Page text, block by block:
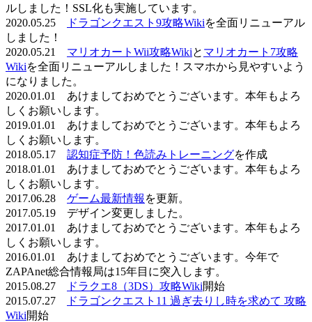
ルしました！SSL化も実施しています。
2020.05.25
ドラゴンクエスト9攻略Wikiを全面リニューアル
しました！
2020.05.21 マリオカートWii攻略Wikiと マリオカート7攻略
Wikiを全面リニューアルしました！スマホから見やすいよう
になりました。
2020.01.01 あけましておめでとうございます。本年もよろ
しくお願いします。
2019.01.01 あけましておめでとうございます。本年もよろ
しくお願いします。
2018.05.17 認知症予防！色読みトレーニングを作成
2018.01.01 あけましておめでとうございます。本年もよろ
しくお願いします。
2017.06.28 ゲーム最新情報 を更新。
2017.05.19 デザイン変更しました。
2017.01.01 あけましておめでとうございます。本年もよろ
しくお願いします。
2016.01.01 あけましておめでとうございます。今年で
ZAPAnet総合情報局は15年目に突入します。
2015.08.27
ドラクエ8（3DS）攻略Wiki開始
2015.07.27
ドラゴンクエスト11 過ぎ去りし時を求めて 攻略
Wiki開始